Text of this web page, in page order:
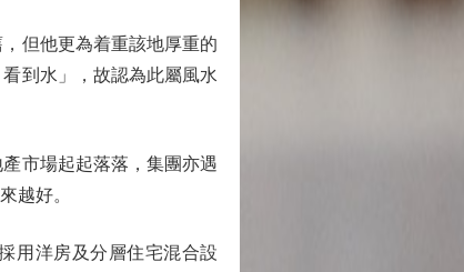
但他更為着重該地厚重的
到水」，故認為此屬風水
市場起起落落，集團亦遇
越好。
用洋房及分層住宅混合設